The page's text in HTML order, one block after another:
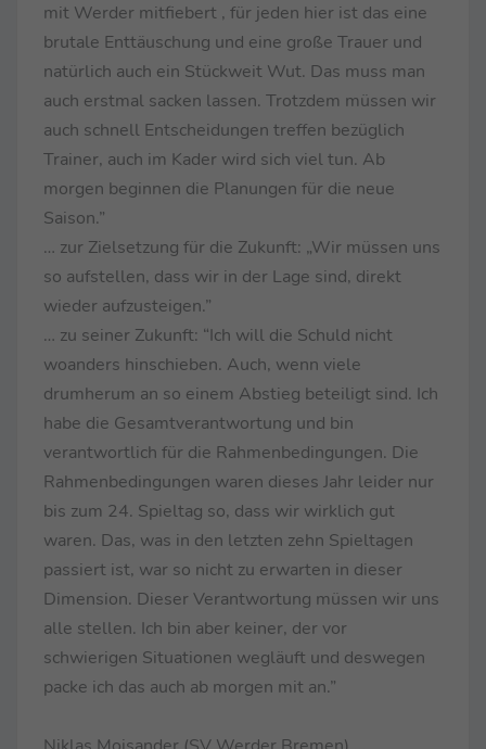
mit Werder mitfiebert , für jeden hier ist das eine
brutale Enttäuschung und eine große Trauer und
natürlich auch ein Stückweit Wut. Das muss man
auch erstmal sacken lassen. Trotzdem müssen wir
auch schnell Entscheidungen treffen bezüglich
Trainer, auch im Kader wird sich viel tun. Ab
morgen beginnen die Planungen für die neue
Saison.”
… zur Zielsetzung für die Zukunft: „Wir müssen uns
so aufstellen, dass wir in der Lage sind, direkt
wieder aufzusteigen.”
… zu seiner Zukunft: “Ich will die Schuld nicht
woanders hinschieben. Auch, wenn viele
drumherum an so einem Abstieg beteiligt sind. Ich
habe die Gesamtverantwortung und bin
verantwortlich für die Rahmenbedingungen. Die
Rahmenbedingungen waren dieses Jahr leider nur
bis zum 24. Spieltag so, dass wir wirklich gut
waren. Das, was in den letzten zehn Spieltagen
passiert ist, war so nicht zu erwarten in dieser
Dimension. Dieser Verantwortung müssen wir uns
alle stellen. Ich bin aber keiner, der vor
schwierigen Situationen wegläuft und deswegen
packe ich das auch ab morgen mit an.”